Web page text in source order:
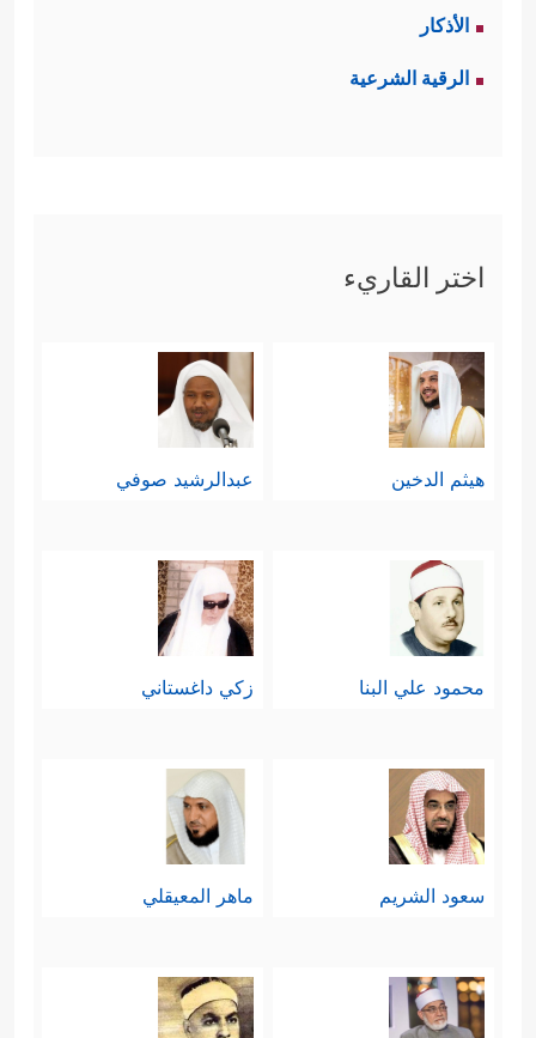
الأذكار
الرقية الشرعية
اختر القاريء
هيثم الدخين عبدالرشيد صوفي
محمود علي البنا زكي داغستاني
سعود الشريم ماهر المعيقلي